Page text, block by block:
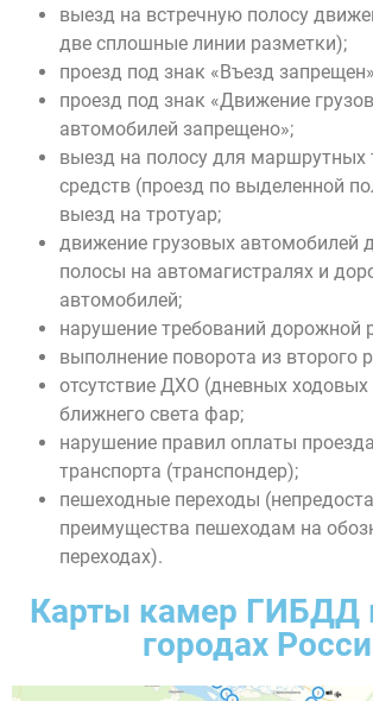
выезд на встречную полосу
две сплошные линии разметки);
проезд под знак «Въезд
проезд под знак «Движение
автомобилей запрещено»;
выезд на полосу для маршрутных
средств (проезд по выделенной
выезд на тротуар;
движение грузовых автомобилей
полосы на автомагистралях и
автомобилей;
нарушение требований дорожной
выполнение поворота из второго
отсутствие ДХО (дневных ходовых
ближнего света фар;
нарушение правил оплаты
транспорта (транспондер);
пешеходные переходы
преимущества пешеходам на
переходах).
Карты камер ГИБДД
городах